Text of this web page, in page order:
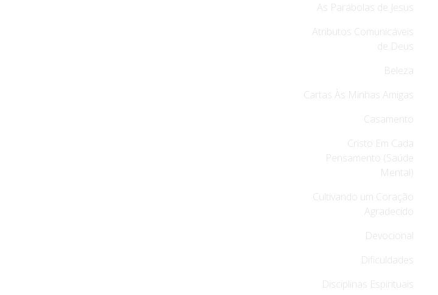
As Parábolas de Jesus
Atributos Comunicáveis
de Deus
Beleza
Cartas Às Minhas Amigas
Casamento
Cristo Em Cada
Pensamento (Saúde
Mental)
Cultivando um Coração
Agradecido
Devocional
Dificuldades
Disciplinas Espirituais